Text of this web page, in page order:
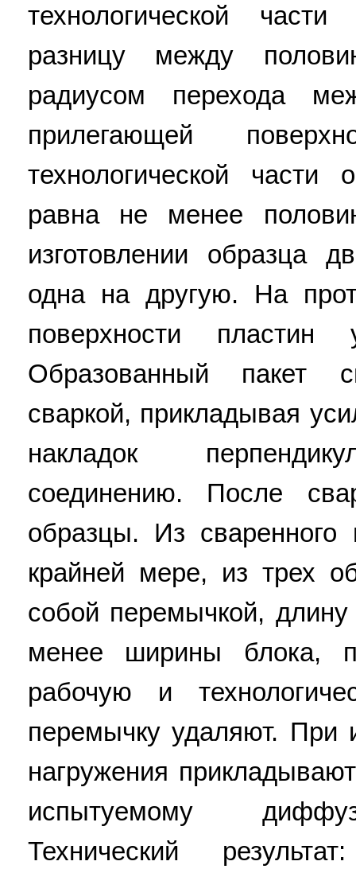
технологической
разницу между
радиусом перехода
прилегающей
технологической
равна не менее
изготовлении образца
одна на другую. На
поверхности пластин
Образованный пакет
сваркой, прикладывая
накладок
соединению. После
образцы. Из сваренного
крайней мере, из трех
собой перемычкой,
менее ширины блока,
рабочую и
перемычку удаляют. При
нагружения
испытуемому
Технический